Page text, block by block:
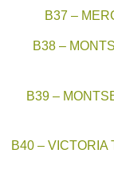
B37 –
B38 –
B39 –
B40 – VICTORIA